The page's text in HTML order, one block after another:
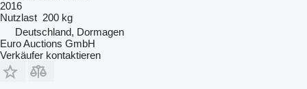
2016
Nutzlast 200 kg
Deutschland, Dormagen
Euro Auctions GmbH
Verkäufer kontaktieren